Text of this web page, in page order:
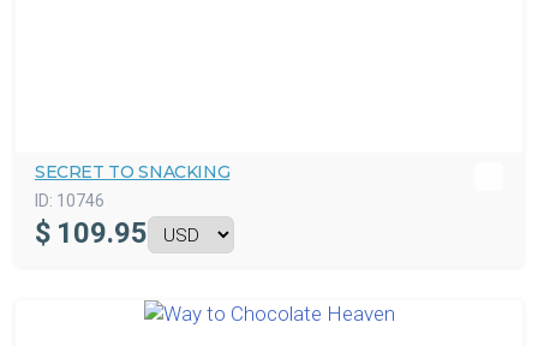
SECRET TO SNACKING
ID: 10746
$ 109.95